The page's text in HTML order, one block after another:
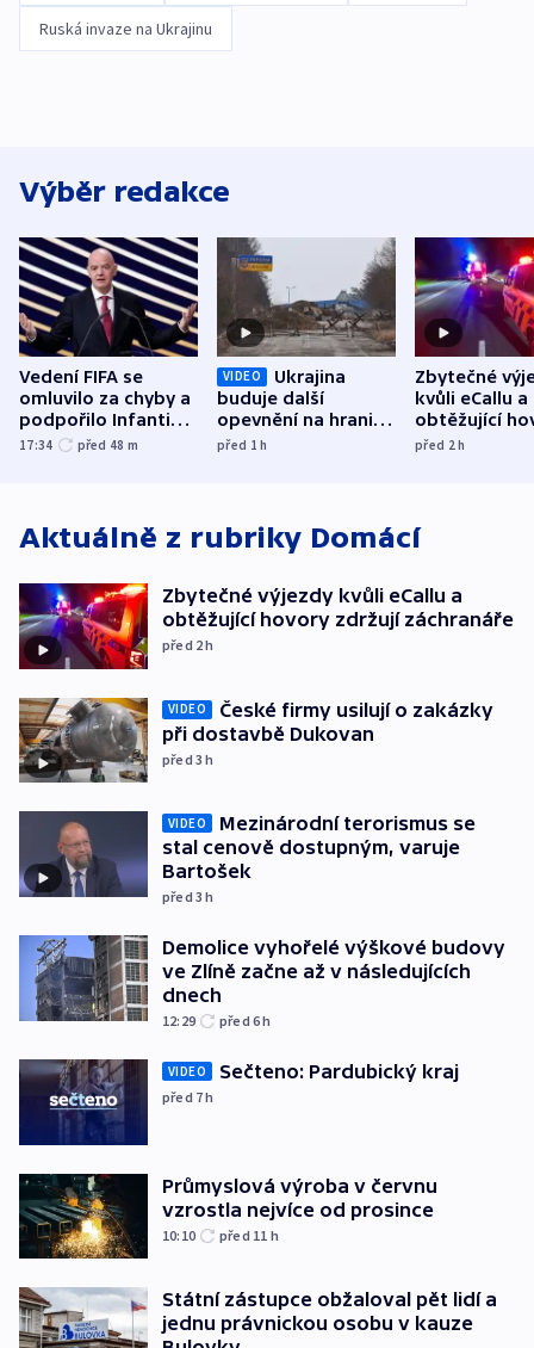
Ruská invaze na Ukrajinu
Výběr redakce
Vedení FIFA se
omluvilo za chyby a
podpořilo Infantina.
UEFA trvá na
17:34 před 48 m
VIDEO
Ukrajina
buduje další
opevnění na hranici
s Běloruskem
před 1h
Zbytečné
kvůli eCallu a
obtěžující
zdržují
před 2h
Aktuálně z rubriky Domácí
Zbytečné výjezdy kvůli eCallu a
obtěžující hovory zdržují záchranáře
před 2h
VIDEO
České firmy usilují o zakázky
při dostavbě Dukovan
před 3h
VIDEO
Mezinárodní terorismus se
stal cenově dostupným, varuje
Bartošek
před 3h
Demolice vyhořelé výškové budovy
ve Zlíně začne až v následujících
dnech
12:29 před 6h
VIDEO Sečteno: Pardubický kraj
před 7h
Průmyslová výroba v červnu
vzrostla nejvíce od prosince
10:10 před 11 h
Státní zástupce obžaloval pět lidí a
jednu právnickou osobu v kauze